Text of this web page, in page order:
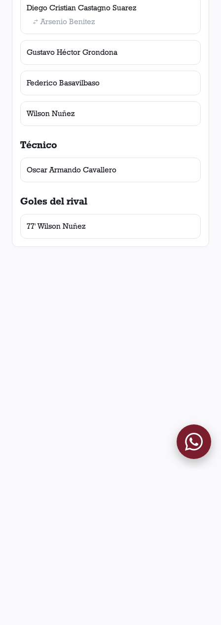
Diego Cristian Castagno Suarez
Arsenio Benitez
Gustavo Héctor Grondona
Federico Basavilbaso
Wilson Nuñez
Técnico
Oscar Armando Cavallero
Goles del rival
77' Wilson Nuñez